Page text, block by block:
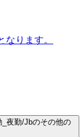
ります。
夜勤/Jbのその他の